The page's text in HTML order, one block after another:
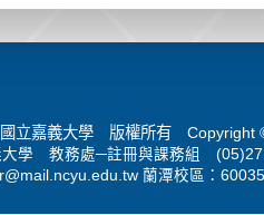
國立嘉義大學 版權所有 Copyright
大學 教務處─註冊與課務組
蘭潭校區：